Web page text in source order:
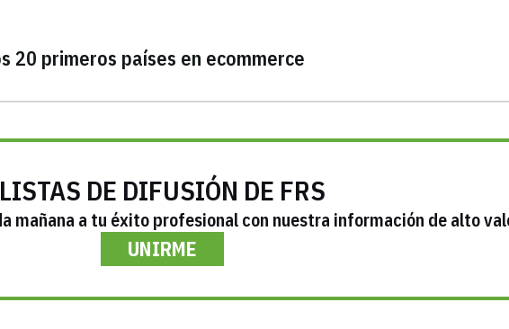
20 primeros países en ecommerce
LISTAS DE DIFUSIÓN DE FRS
mañana a tu éxito profesional con nuestra información de alto
UNIRME